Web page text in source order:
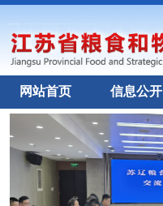
网站首页 信息公开